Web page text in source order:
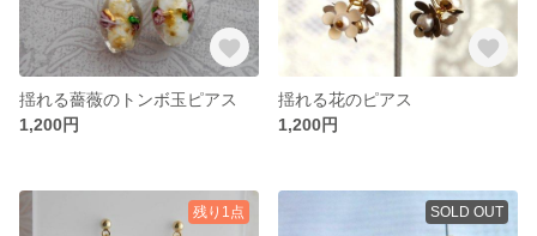
揺れる薔薇のトンボ玉ピアス
1,200円
揺れる花のピアス
1,200円
残り1点 SOLD OUT